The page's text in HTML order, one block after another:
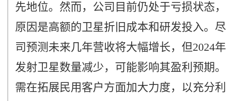
先地位。然而，公司目前仍处于亏损状态
原因是高额的卫星折旧成本和研发投入。
司预测未来几年营收将大幅增长，但2024
发射卫星数量减少，可能影响其盈利预期
需在拓展民用客户方面加大力度，以充分